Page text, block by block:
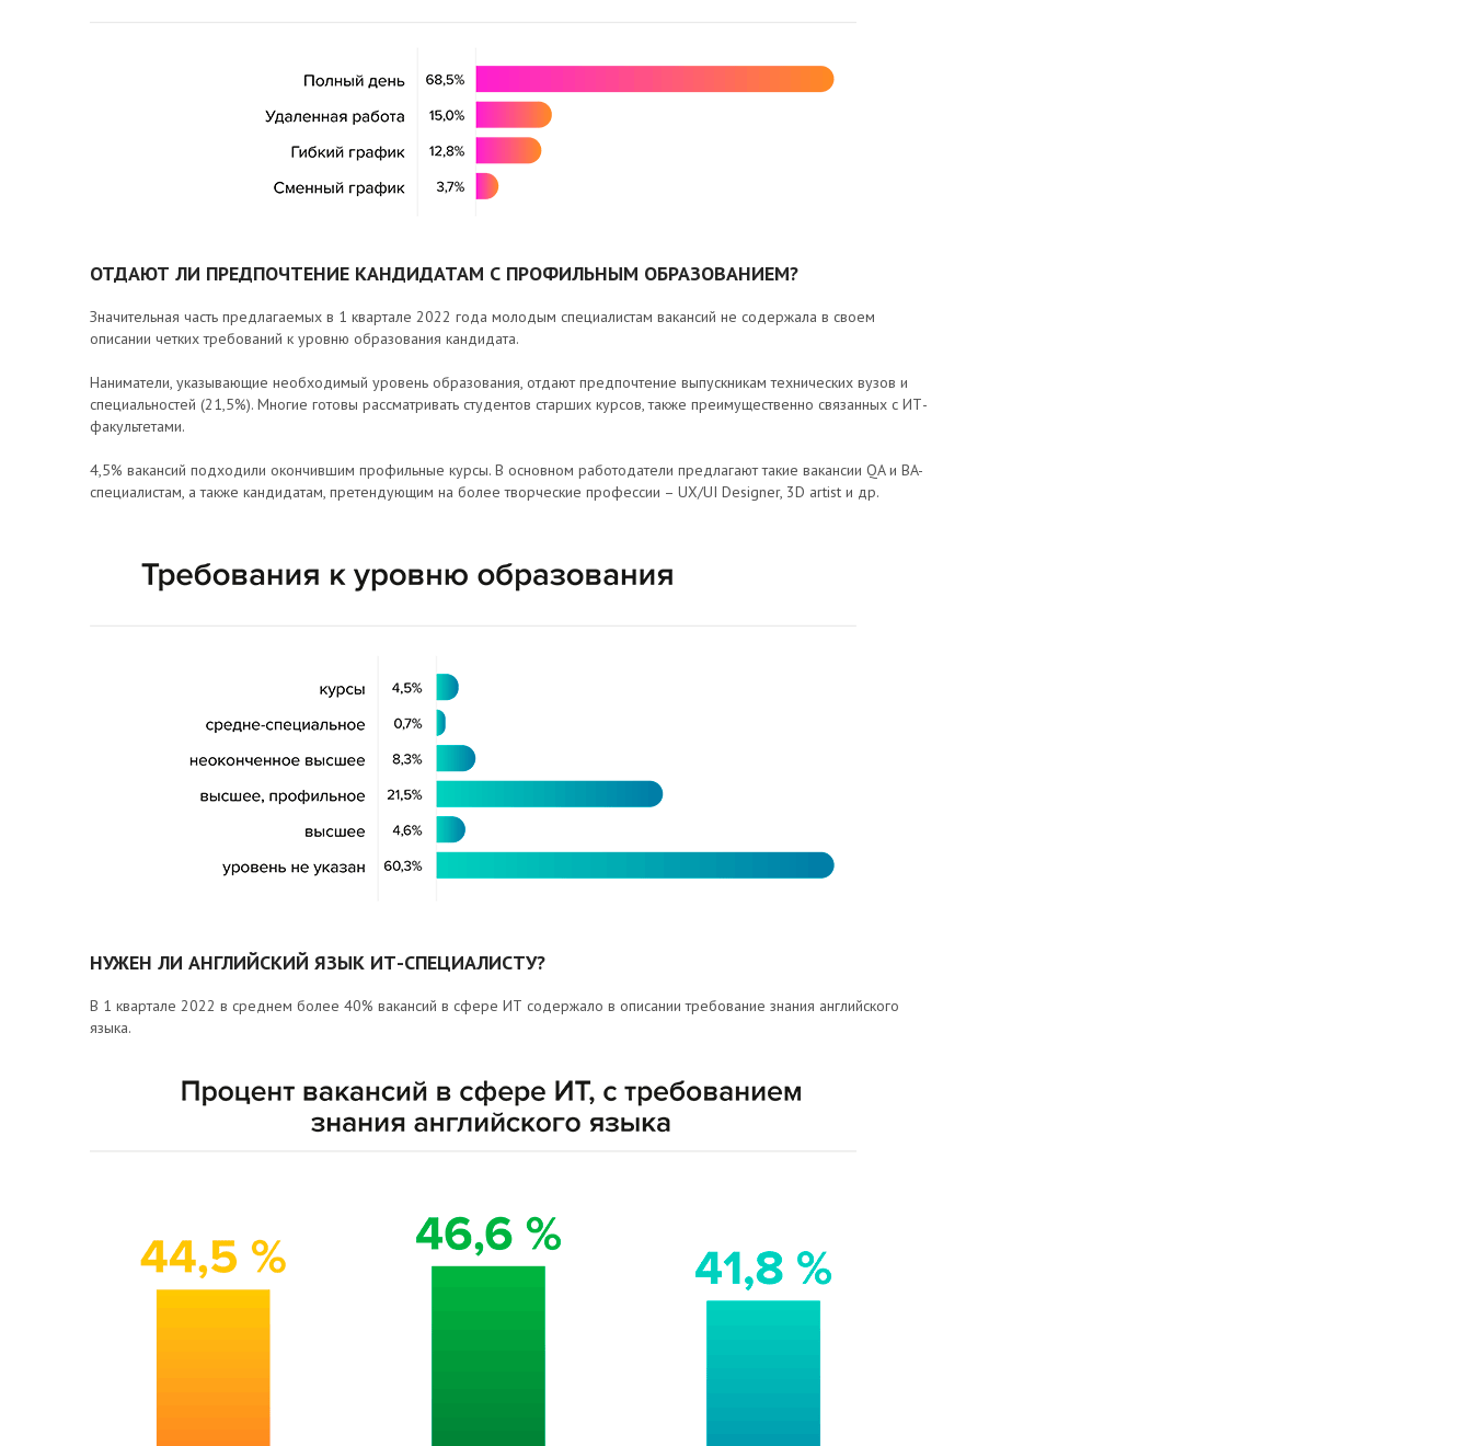
ОТДАЮТ ЛИ ПРЕДПОЧТЕНИЕ КАНДИДАТАМ С ПРОФИЛЬНЫМ ОБРАЗОВАНИЕМ?
Значительная часть предлагаемых в 1 квартале 2022 года молодым специалистам вакансий не содержала в своем
описании четких требований к уровню образования кандидата.
Наниматели, указывающие необходимый уровень образования, отдают предпочтение выпускникам технических вузов и
специальностей (21,5%). Многие готовы рассматривать студентов старших курсов, также преимущественно связанных с ИТ-
факультетами.
4,5% вакансий подходили окончившим профильные курсы. В основном работодатели предлагают такие вакансии QA и BA-
специалистам, а также кандидатам, претендующим на более творческие профессии – UX/UI Designer, 3D artist и др.
НУЖЕН ЛИ АНГЛИЙСКИЙ ЯЗЫК ИТ-СПЕЦИАЛИСТУ?
В 1 квартале 2022 в среднем более 40% вакансий в сфере ИТ содержало в описании требование знания английского
языка.